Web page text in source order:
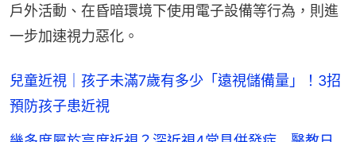
戶外活動、在昏暗環境下使用電子設備等行為，則進
一步加速視力惡化。
兒童近視｜孩子未滿7歲有多少「遠視儲備量」！3招
預防孩子患近視